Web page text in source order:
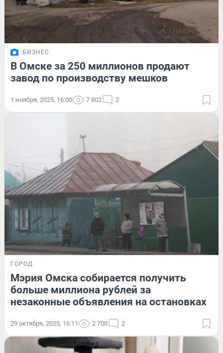
БИЗНЕС
В Омске за 250 миллионов продают
завод по производству мешков
1 ноября, 2025, 16:00 7 802 2
ГОРОД
Мэрия Омска собирается получить
больше миллиона рублей за
незаконные объявления на остановках
29 октября, 2025, 16:11 2 700 2